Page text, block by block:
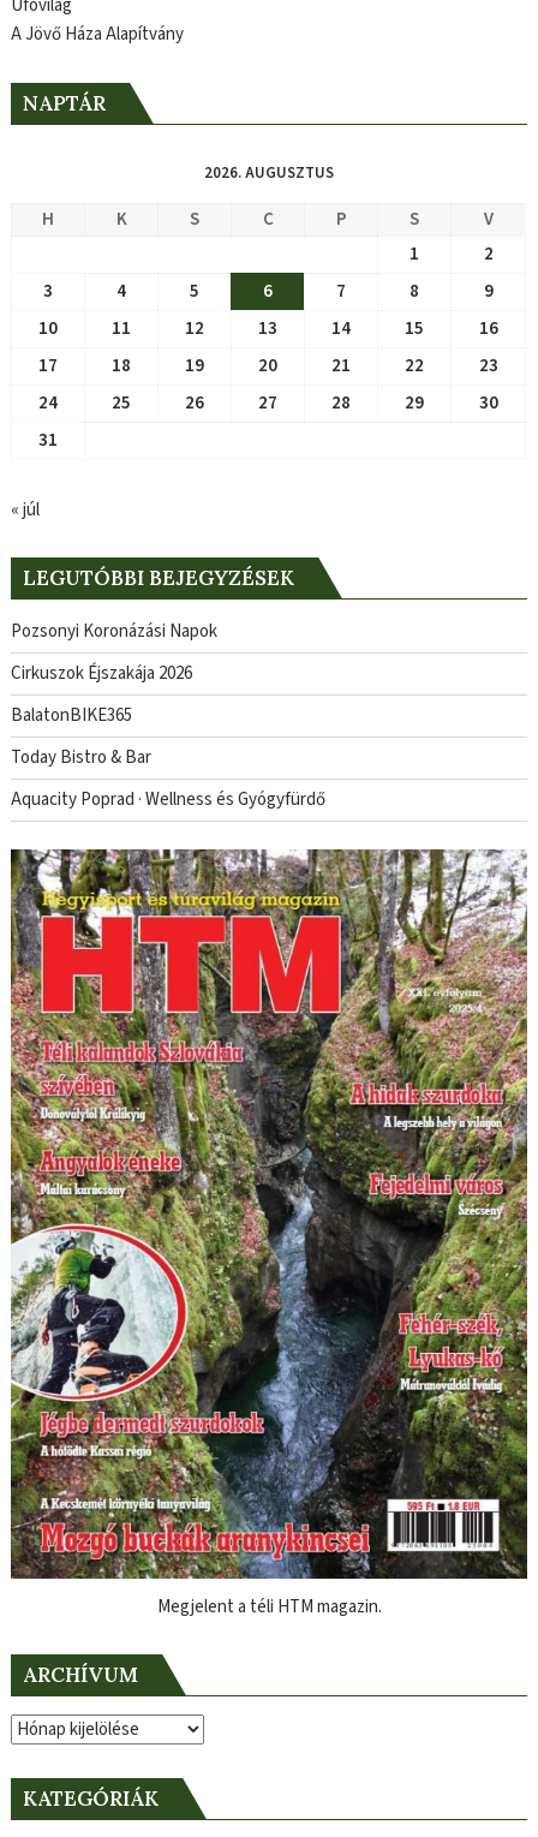
Ufóvilág
A Jövő Háza Alapítvány
NAPTÁR
2026. AUGUSZTUS
H K S C P S
V
1
2
3
4 5 6 7 8
9
10
11 12 13 14 15
16
17
18 19 20 21 22
23
24
25 26 27 28 29
30
31
« júl
LEGUTÓBBI BEJEGYZÉSEK
Pozsonyi Koronázási Napok
Cirkuszok Éjszakája 2026
BalatonBIKE365
Today Bistro & Bar
Aquacity Poprad · Wellness és Gyógyfürdő
Megjelent a téli HTM magazin.
ARCHÍVUM
Archívum
KATEGÓRIÁK